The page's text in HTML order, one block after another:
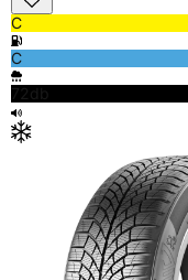
C
C
72db